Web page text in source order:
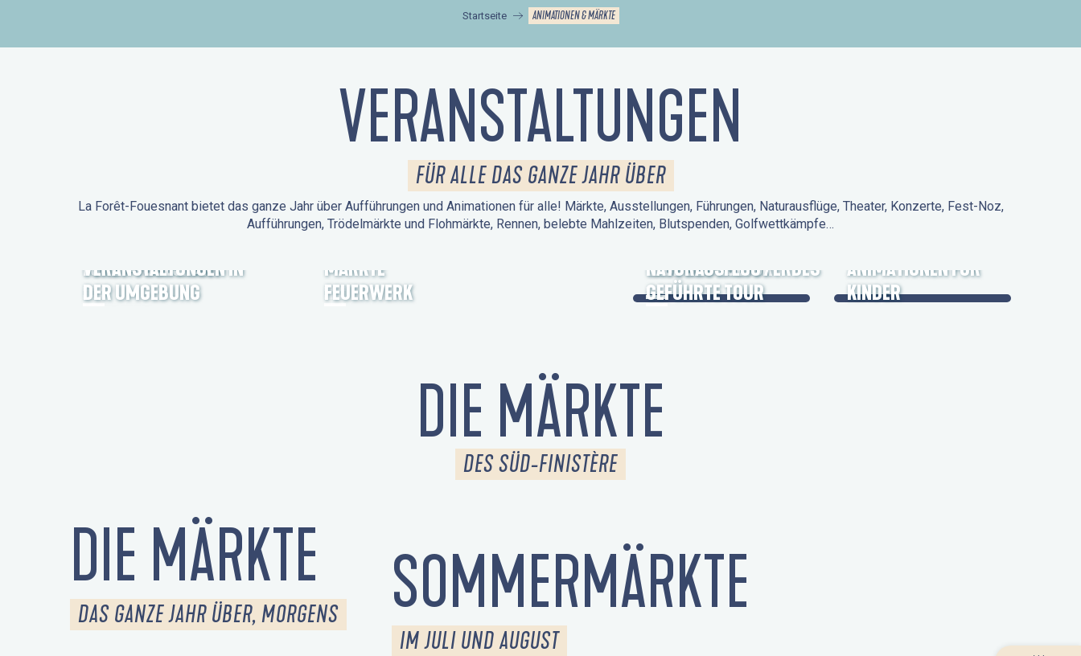
Startseite ANIMATIONEN & MÄRKTE
VERANSTALTUNGEN
FÜR ALLE DAS GANZE JAHR ÜBER
La Forêt-Fouesnant bietet das ganze Jahr über Aufführungen und Animationen für alle! Märkte, Ausstellungen, Führungen, Naturausflüge, Theater, Konzerte, Fest-Noz,
Aufführungen, Trödelmärkte und Flohmärkte, Rennen, belebte Mahlzeiten, Blutspenden, Golfwettkämpfe…
FORÊT-FOUESNANT
VERANSTALTUNGEN IN
DER UMGEBUNG
MÄRKTE
FEUERWERK
TAGE DES KULTURERBES
NATURAUSFLUG /
GEFÜHRTE TOUR
ANIMATIONEN FÜR
KINDER
DIE MÄRKTE
DES SÜD-FINISTÈRE
DIE MÄRKTE
DAS GANZE JAHR ÜBER, MORGENS SOMMERMÄRKTE
IM JULI UND AUGUST